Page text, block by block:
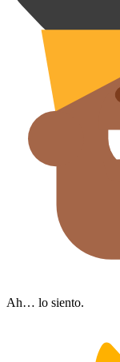
Ah… lo siento.